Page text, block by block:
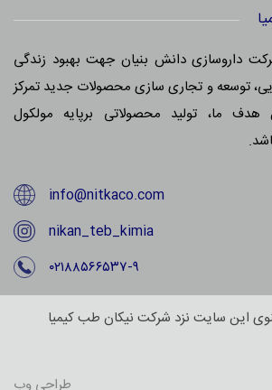
داروسازی دانش بنیان جهت بهبود زندگی
توسعه و تجاری سازی محصولات جدید تمرکز
ما، تولید محصولاتی برپایه مولکول
info@nitkaco.com
nikan_teb_kimia
۰۲۱۸۸۵۶۶۵۳۷-۹
این سایت نزد شرکت نیکان طب کیمیا
طراحی وب